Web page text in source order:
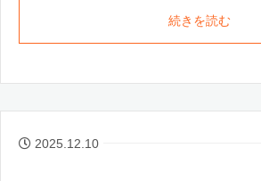
続きを読む
2025.12.10